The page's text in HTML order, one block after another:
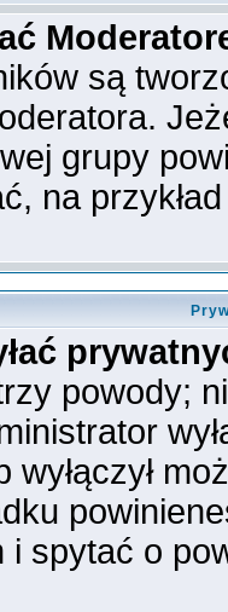
są
grupy
na
powody;
wyłączył
i spytać o